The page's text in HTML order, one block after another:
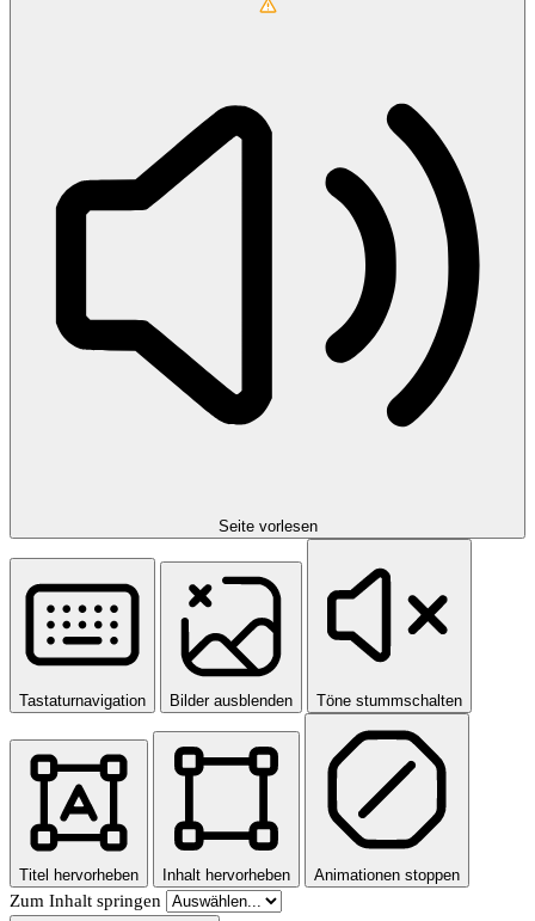
Seite vorlesen
Tastaturnavigation Bilder ausblenden Töne stummschalten
Titel hervorheben Inhalt hervorheben Animationen stoppen
Zum Inhalt springen